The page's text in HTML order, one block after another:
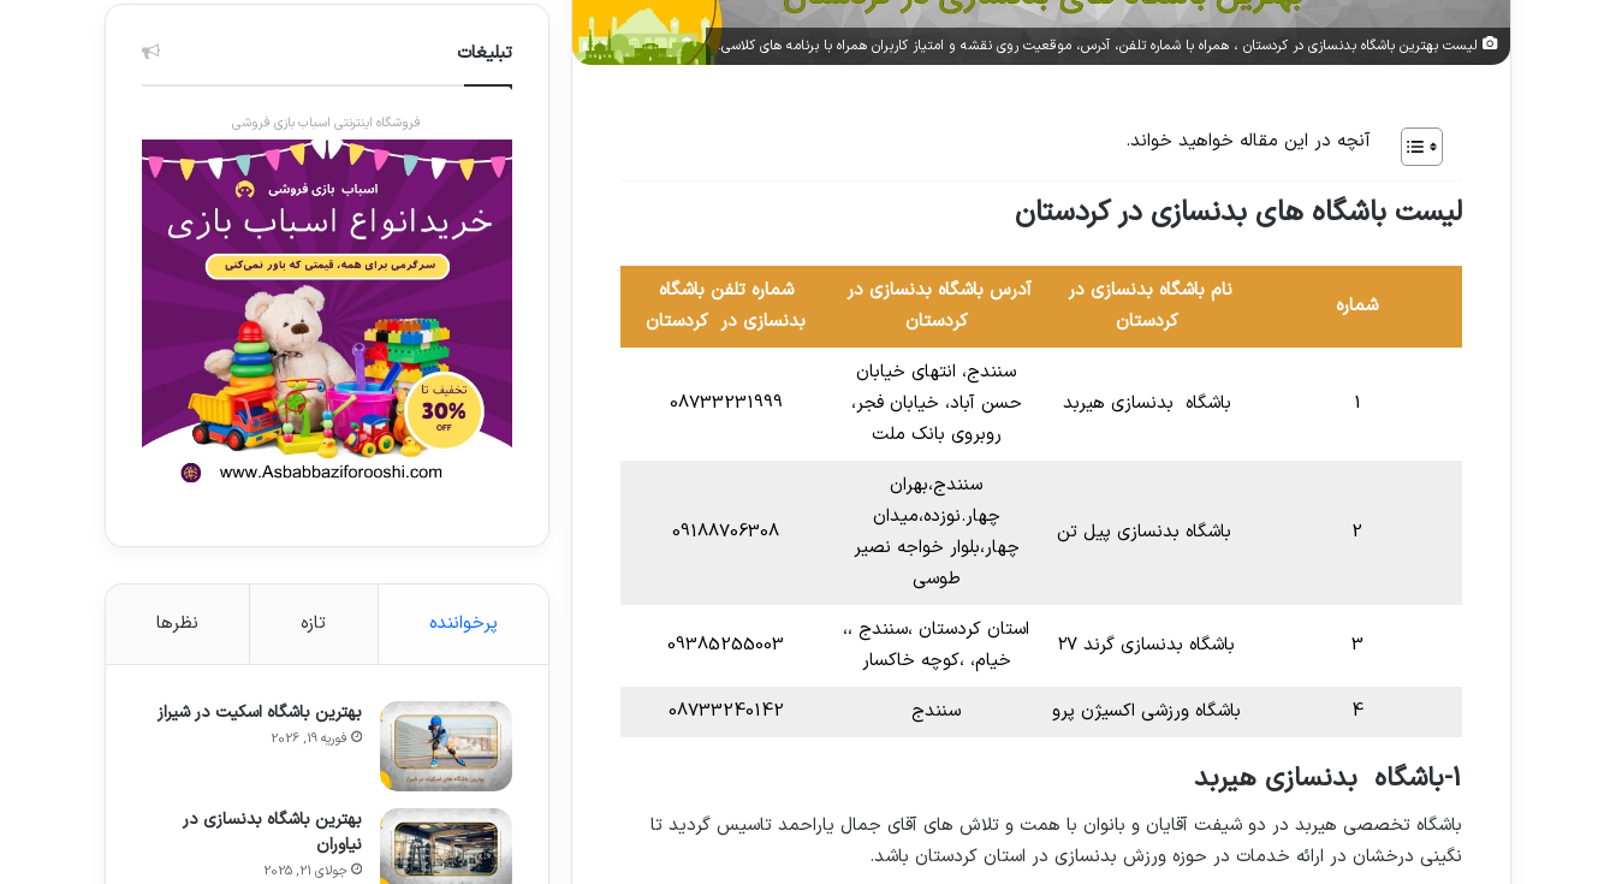
لیست بهترین باشگاه بدنسازی در کردستان ، همراه با شماره تلفن، آدرس، موقعیت روی نقشه و امتیاز کاربران همراه با برنامه های کلاسی.
آنچه در این مقاله خواهید خواند.
لیست باشگاه های بدنسازی در کردستان
شماره
نام باشگاه بدنسازی در
کردستان
آدرس باشگاه بدنسازی در
کردستان
شماره تلفن باشگاه
بدنسازی در کردستان
1 باشگاه بدنسازی هیربد
سنندج، انتهای خیابان
حسن آباد، خیابان فجر،
روبروی بانک ملت
08733231999
2 باشگاه بدنسازی پیل تن
سنندج،بهران
چهار.نوزده،میدان
چهار،بلوار خواجه نصیر
طوسی
09188706308
3 باشگاه بدنسازی گرند ۲۷
استان کردستان ،سنندج ،،
خیام، ،کوچه خاکسار
09385255003
4 باشگاه ورزشی اکسیژن پرو سنندج 08733240142
1-باشگاه بدنسازی هیربد
باشگاه تخصصی هیربد در دو شیفت آقایان و بانوان با همت و تلاش های آقای جمال یاراحمد تاسیس گردید تا
نگینی درخشان در ارائه خدمات در حوزه ورزش بدنسازی در استان کردستان باشد.
تبلیغات
فروشگاه اینترنتی اسباب بازی فروشی
پرخواننده تازه نظرها
بهترین باشگاه اسکیت در شیراز
فوریه 19, 2026
بهترین باشگاه بدنسازی در
نیاوران
جولای 21, 2025